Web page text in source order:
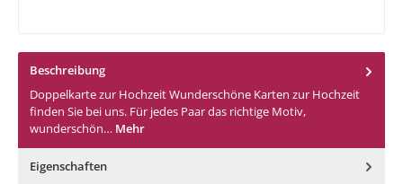
Beschreibung
Doppelkarte zur Hochzeit Wunderschöne Karten zur Hochzeit
finden Sie bei uns. Für jedes Paar das richtige Motiv,
wunderschön… Mehr
Eigenschaften